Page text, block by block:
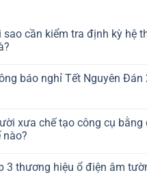
sao cần kiểm tra định kỳ hệ
báo nghỉ Tết Nguyên Đán
xưa chế tạo công cụ
nào?
3 thương hiệu ổ điện âm